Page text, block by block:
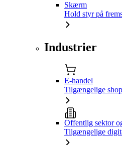
Skærm
Hold styr på
Industrier
E-handel
Tilgængelige
Offentlig sektor
Tilgængelige